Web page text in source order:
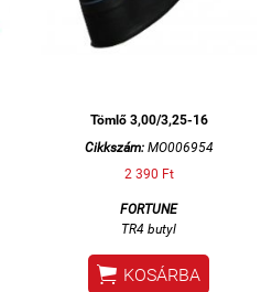
Tömlő 3,00/3,25-16
Cikkszám:MO006954
2 390 Ft
FORTUNE
TR4 butyl
 KOSÁRBA